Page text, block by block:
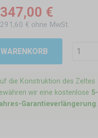
347,00 €
291,60 € ohne MwSt.
die Konstruktion des Zeltes
wir eine kostenlose 5-
Garantieverlängerung.